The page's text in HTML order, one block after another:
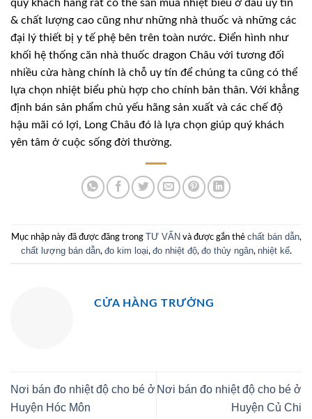
quý khách hàng rất có thể săn mua nhiệt biểu ở đâu uy tín
& chất lượng cao cũng như những nhà thuốc và những các
đại lý thiết bị y tế phệ bên trên toàn nước. Điển hình như
khối hệ thống căn nhà thuốc dragon Châu với tương đối
nhiều cửa hàng chính là chỗ uy tín để chúng ta cũng có thể
lựa chọn nhiệt biểu phù hợp cho chính bản thân. Với khẳng
định bán sản phẩm chủ yếu hãng sản xuất và các chế độ
hậu mãi có lợi, Long Châu đó là lựa chọn giúp quý khách
yên tâm ở cuộc sống đời thường.
Mục nhập này đã được đăng trong TƯ VẤN và được gắn thẻ chất bán dẫn,
chất lượng bán dẫn, đo kim loại, đo nhiệt độ, đo thủy ngân, nhiệt kế.
CỬA HÀNG TRƯỞNG
Nơi bán đo nhiệt độ cho bé ở
Huyện Hóc Môn
Nơi bán đo nhiệt độ cho bé ở
Huyện Củ Chi